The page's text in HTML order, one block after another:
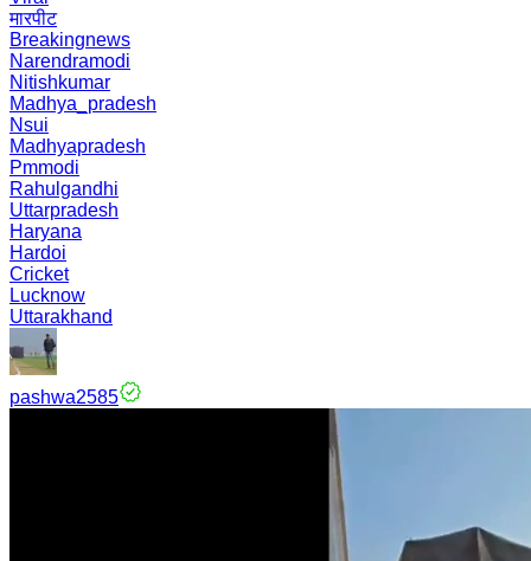
मारपीट
Breakingnews
Narendramodi
Nitishkumar
Madhya_pradesh
Nsui
Madhyapradesh
Pmmodi
Rahulgandhi
Uttarpradesh
Haryana
Hardoi
Cricket
Lucknow
Uttarakhand
pashwa2585